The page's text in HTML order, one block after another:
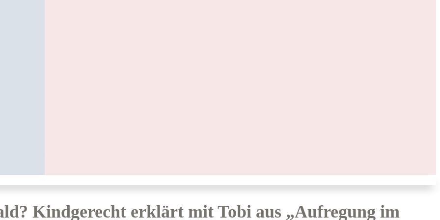
Kindgerecht erklärt mit Tobi aus „Aufregung im